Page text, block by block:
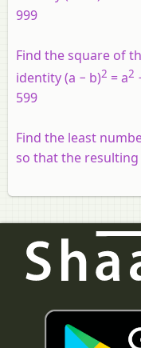
999
Find the square of
identity (a − b)2 =a2
599
Find the least
so that the